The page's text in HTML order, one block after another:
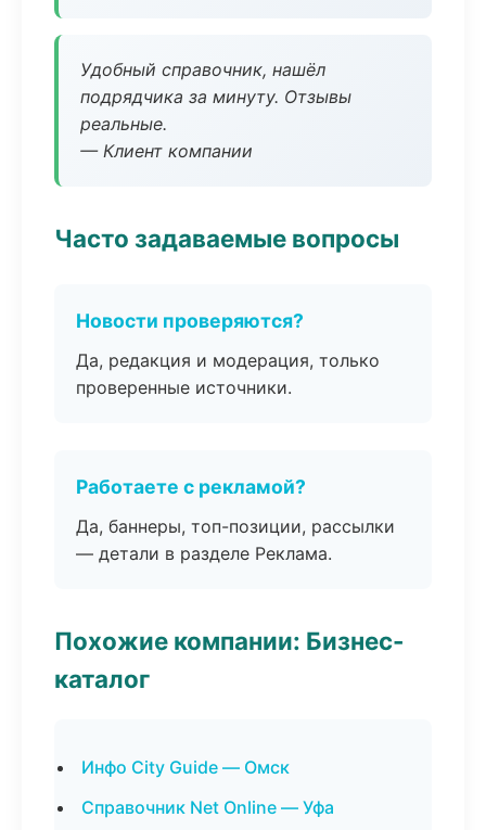
Удобный справочник, нашёл
подрядчика за минуту. Отзывы
реальные.
— Клиент компании
Часто задаваемые вопросы
Новости проверяются?
Да, редакция и модерация, только
проверенные источники.
Работаете с рекламой?
Да, баннеры, топ-позиции, рассылки
— детали в разделе Реклама.
Похожие компании: Бизнес-
каталог
Инфо City Guide — Омск
Справочник Net Online — Уфа